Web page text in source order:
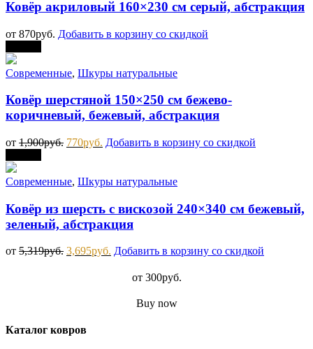
Ковёр акриловый 160×230 см серый, абстракция
от 870руб. Добавить в корзину со скидкой
Современные, Шкуры натуральные
Ковёр шерстяной 150×250 см бежево-
коричневый, бежевый, абстракция
от 1,900руб. 770руб. Добавить в корзину со скидкой
Современные, Шкуры натуральные
Ковёр из шерсть с вискозой 240×340 см бежевый,
зеленый, абстракция
от 5,319руб. 3,695руб. Добавить в корзину со скидкой
от 300руб.
Buy now
Каталог ковров